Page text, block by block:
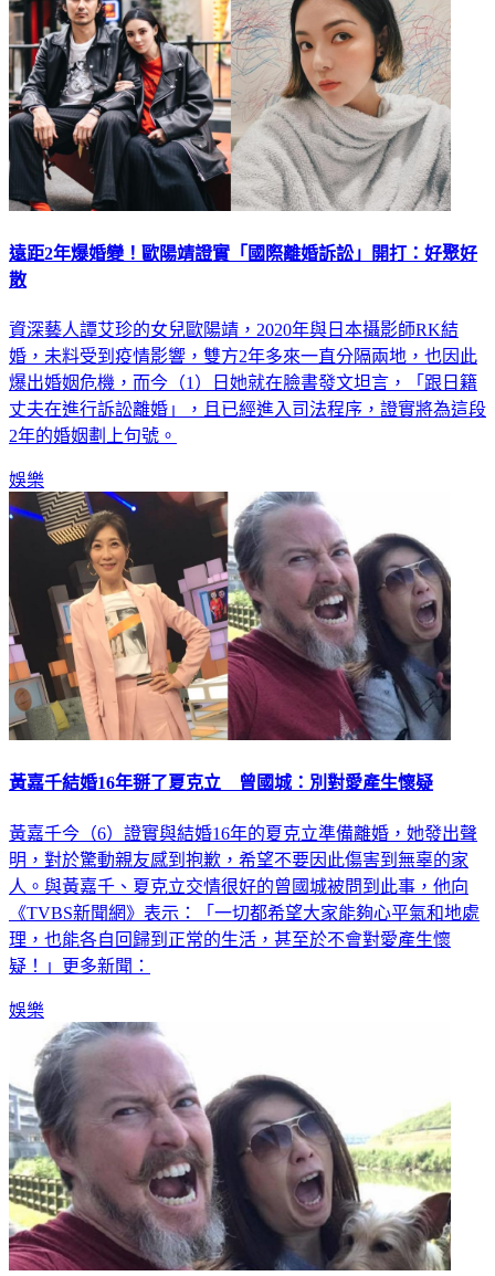
遠距2年爆婚變！歐陽靖證實「國際離婚訴訟」開打：好聚好
散
資深藝人譚艾珍的女兒歐陽靖，2020年與日本攝影師RK結
婚，未料受到疫情影響，雙方2年多來一直分隔兩地，也因此
爆出婚姻危機，而今（1）日她就在臉書發文坦言，「跟日籍
丈夫在進行訴訟離婚」，且已經進入司法程序，證實將為這段
2年的婚姻劃上句號。
娛樂
黃嘉千結婚16年掰了夏克立 曾國城：別對愛產生懷疑
黃嘉千今（6）證實與結婚16年的夏克立準備離婚，她發出聲
明，對於驚動親友感到抱歉，希望不要因此傷害到無辜的家
人。與黃嘉千、夏克立交情很好的曾國城被問到此事，他向
《TVBS新聞網》表示：「一切都希望大家能夠心平氣和地處
理，也能各自回歸到正常的生活，甚至於不會對愛產生懷
疑！」更多新聞：
娛樂